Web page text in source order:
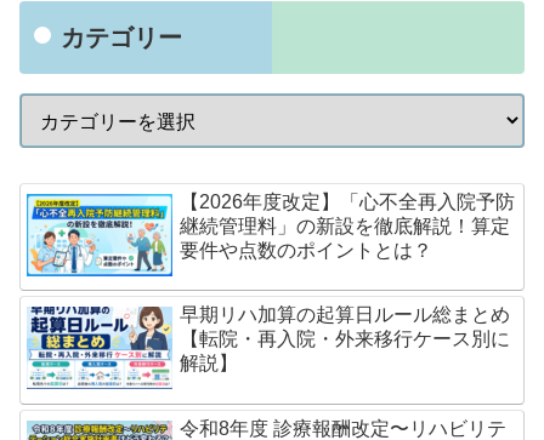
カテゴリー
【2026年度改定】「心不全再入院予防
継続管理料」の新設を徹底解説！算定
要件や点数のポイントとは？
早期リハ加算の起算日ルール総まとめ
【転院・再入院・外来移行ケース別に
解説】
令和8年度 診療報酬改定〜リハビリテ